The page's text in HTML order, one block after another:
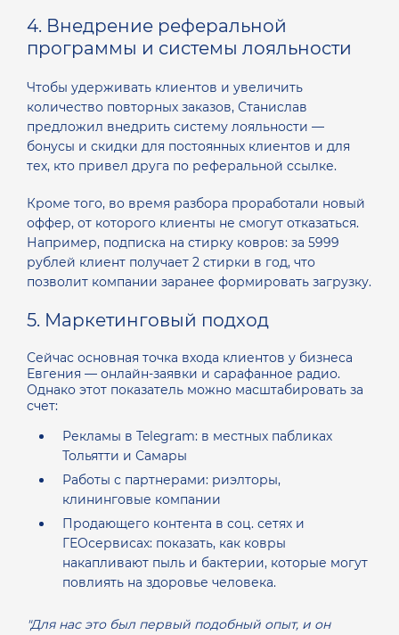
4. Внедрение реферальной
программы и системы лояльности
Чтобы удерживать клиентов и увеличить
количество повторных заказов, Станислав
предложил внедрить систему лояльности —
бонусы и скидки для постоянных клиентов и для
тех, кто привел друга по реферальной ссылке.
Кроме того, во время разбора проработали новый
оффер, от которого клиенты не смогут отказаться.
Например, подписка на стирку ковров: за 5999
рублей клиент получает 2 стирки в год, что
позволит компании заранее формировать загрузку.
5. Маркетинговый подход
Сейчас основная точка входа клиентов у бизнеса
Евгения — онлайн-заявки и сарафанное радио.
Однако этот показатель можно масштабировать за
счет:
Рекламы в Telegram: в местных пабликах
Тольятти и Самары
Работы с партнерами: риэлторы,
клининговые компании
Продающего контента в соц. сетях и
ГЕОсервисах: показать, как ковры
накапливают пыль и бактерии, которые могут
повлиять на здоровье человека.
"Для нас это был первый подобный опыт, и он